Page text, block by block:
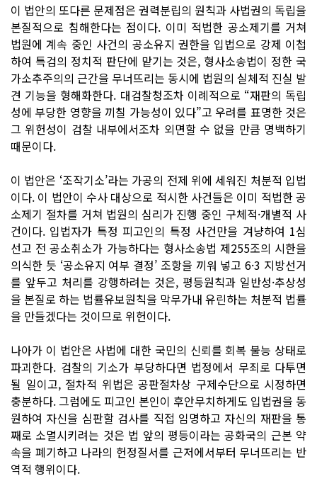
이 법안의 또다른 문제점은 권력분립의 원칙과 사법권의 독립을
본질적으로 침해한다는 점이다. 이미 적법한 공소제기를 거쳐
법원에 계속 중인 사건의 공소유지 권한을 입법으로 강제 이첩
하여 특검의 정치적 판단에 맡기는 것은, 형사소송법이 정한 국
가소추주의의 근간을 무너뜨리는 동시에 법원의 실체적 진실 발
견 기능을 형해화한다. 대검찰청조차 이례적으로 “재판의 독립
성에 부당한 영향을 끼칠 가능성이 있다”고 우려를 표명한 것은
그 위헌성이 검찰 내부에서조차 외면할 수 없을 만큼 명백하기
때문이다.
이 법안은 ‘조작기소’라는 가공의 전제 위에 세워진 처분적 입법
이다. 이 법안이 수사 대상으로 적시한 사건들은 이미 적법한 공
소제기 절차를 거쳐 법원의 심리가 진행 중인 구체적·개별적 사
건이다. 입법자가 특정 피고인의 특정 사건만을 겨냥하여 1심
선고 전 공소취소가 가능하다는 형사소송법 제255조의 시한을
의식한 듯 ‘공소유지 여부 결정’ 조항을 끼워 넣고 6·3 지방선거
를 앞두고 처리를 강행하려는 것은, 평등원칙과 일반성·추상성
을 본질로 하는 법률유보원칙을 막무가내 유린하는 처분적 법률
을 만들겠다는 것이므로 위헌이다.
나아가 이 법안은 사법에 대한 국민의 신뢰를 회복 불능 상태로
파괴한다. 검찰의 기소가 부당하다면 법정에서 무죄로 다투면
될 일이고, 절차적 위법은 공판절차상 구제수단으로 시정하면
충분하다. 그럼에도 피고인 본인이 후안무치하게도 입법권을 동
원하여 자신을 심판할 검사를 직접 임명하고 자신의 재판을 통
째로 소멸시키려는 것은 법 앞의 평등이라는 공화국의 근본 약
속을 폐기하고 나라의 헌정질서를 근저에서부터 무너뜨리는 반
역적 행위이다.